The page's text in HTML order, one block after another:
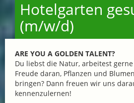
Hotelgarten
(m/w/d)
ARE YOU A GOLDEN TALENT?
Du liebst die Natur, arbeitest
Freude daran, Pflanzen und
bringen? Dann freuen wir uns
kennenzulernen!